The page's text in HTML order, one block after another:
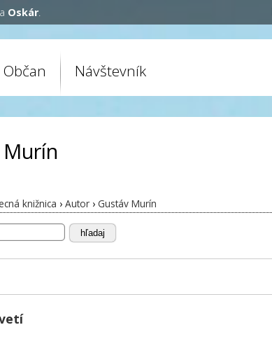
Oskár.
Občan Návštevník
knižnica › Autor › Gustáv Murín
hľadaj